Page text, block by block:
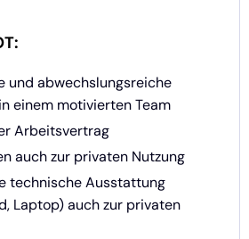
und abwechslungsreiche
einem motivierten Team
Arbeitsvertrag
auch zur privaten Nutzung
technische Ausstattung
Laptop) auch zur privaten